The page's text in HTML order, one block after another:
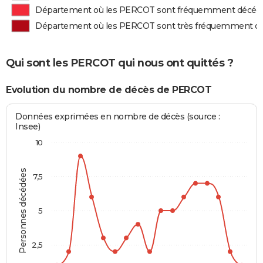
Département où les PERCOT sont fréquemment
Département où les PERCOT sont très fréquemment
Qui sont les PERCOT qui nous ont quittés ?
Evolution du nombre de décès de PERCOT
Personnes décédées
Données exprimées en nombre de décès (source :
Insee)
2,5
5
7,5
10